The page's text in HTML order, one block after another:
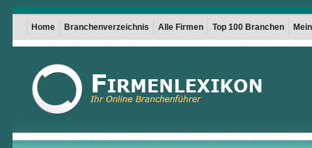
Home Branchenverzeichnis Alle Firmen Top 100 Branchen